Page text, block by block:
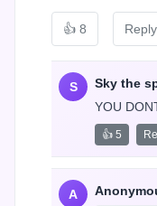
👍 8 Reply
S Sky the
YOU
👍 5
A